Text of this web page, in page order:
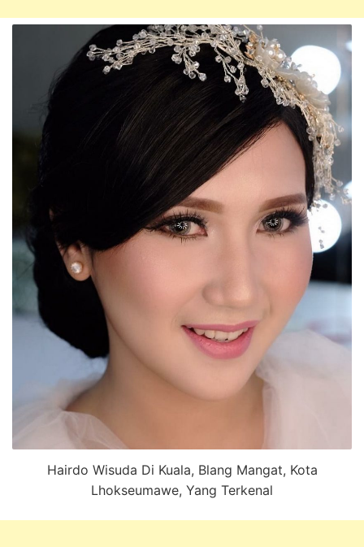
Hairdo Wisuda Di Kuala, Blang Mangat, Kota
Lhokseumawe, Yang Terkenal